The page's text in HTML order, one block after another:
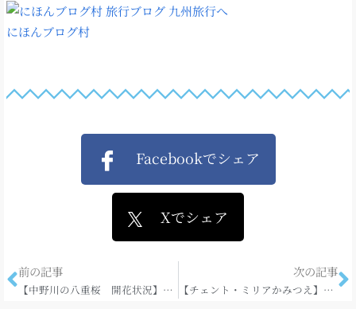
にほんブログ村
Facebookでシェア
Xでシェア
前の記事
【中野川の八重桜 開花状況】2013.4.19
次の記事
【チェント・ミリアかみつえ】開催中♪♪